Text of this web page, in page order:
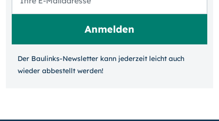
Der Baulinks-Newsletter kann jeder­zeit leicht auch
wieder ab­bestellt werden!